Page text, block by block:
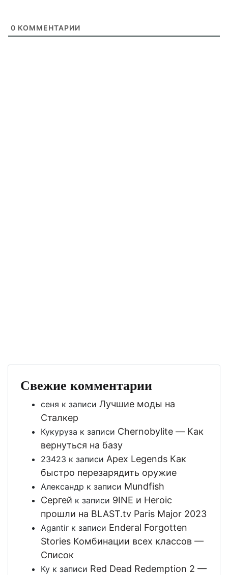
0 КОММЕНТАРИИ
Свежие комментарии
сеня к записи Лучшие моды на
Сталкер
Кукуруза к записи Chernobylite — Как
вернуться на базу
23423 к записи Apex Legends Как
быстро перезарядить оружие
Александр к записи Mundfish
Сергей к записи 9INE и Heroic
прошли на BLAST.tv Paris Major 2023
Agantir к записи Enderal Forgotten
Stories Комбинации всех классов —
Список
Ку к записи Red Dead Redemption 2 —